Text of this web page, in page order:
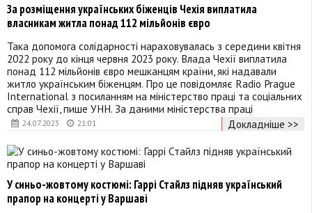
24.07.2023 21:01
За розміщення українських біженців Чехія виплатила
власникам житла понад 112 мільйонів євро
Така допомога солідарності нараховувалась з середини квітня
2022 року до кінця червня 2023 року. Влада Чехії виплатила
понад 112 мільйонів євро мешканцям країни, які надавали
житло українським біженцям. Про це повідомляє Radio Prague
International з посиланням на міністерство праці та соціальних
справ Чехії, пише УНН. За даними міністерства праці
Докладніше >>
У синьо-жовтому костюмі: Гаррі Стайлз підняв український
прапор на концерті у Варшаві